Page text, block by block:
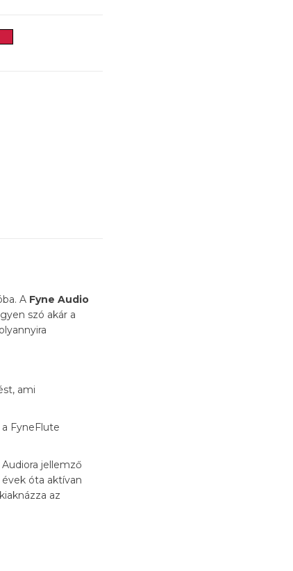
A Fyne Audio
szó akár a
ami
FyneFlute
jellemző
óta aktívan
kiaknázza az